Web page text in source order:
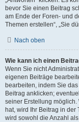
bevor Sie einen Beitrag
am Ende der Foren- und
Themen erstellen“, „Sie
Nach oben
Wie kann ich einen
Wenn Sie nicht
eigenen Beiträge
bearbeiten, indem Sie
Beitrag anklicken;
seiner Erstellung
hat, wird Ihr Beitrag in
wird sowohl die Anzahl